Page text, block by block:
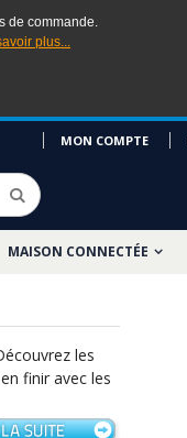
de commande.
plus...
MON COMPTE
MAISON CONNECTÉE
les
finir avec les